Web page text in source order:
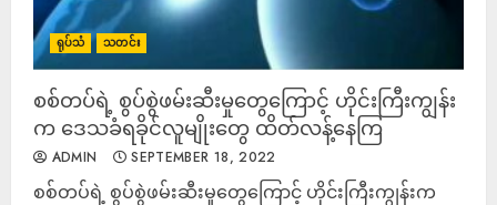
ရုပ်သံ သတင်း
စစ်တပ်ရဲ့ စွပ်စွဲဖမ်းဆီးမှုတွေကြောင့် ဟိုင်းကြီးကျွန်း
က ဒေသခံရခိုင်လူမျိုးတွေ ထိတ်လန့်နေကြ
ADMIN SEPTEMBER 18, 2022
စစ်တပ်ရဲ့ စွပ်စွဲဖမ်းဆီးမှုတွေကြောင့် ဟိုင်းကြီးကျွန်းက